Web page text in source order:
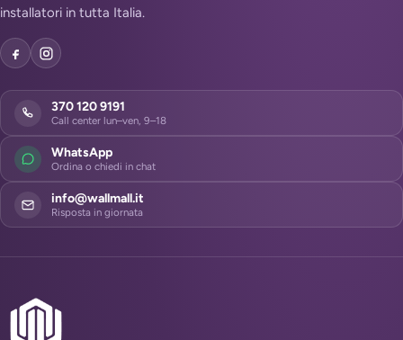
installatori in tutta Italia.
370 120 9191
Call center lun–ven, 9–18
WhatsApp
Ordina o chiedi in chat
info@wallmall.it
Risposta in giornata